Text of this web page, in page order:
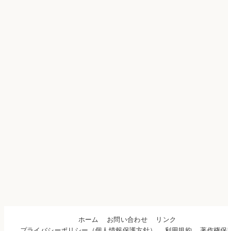
ホーム お問い合わせ
リンク